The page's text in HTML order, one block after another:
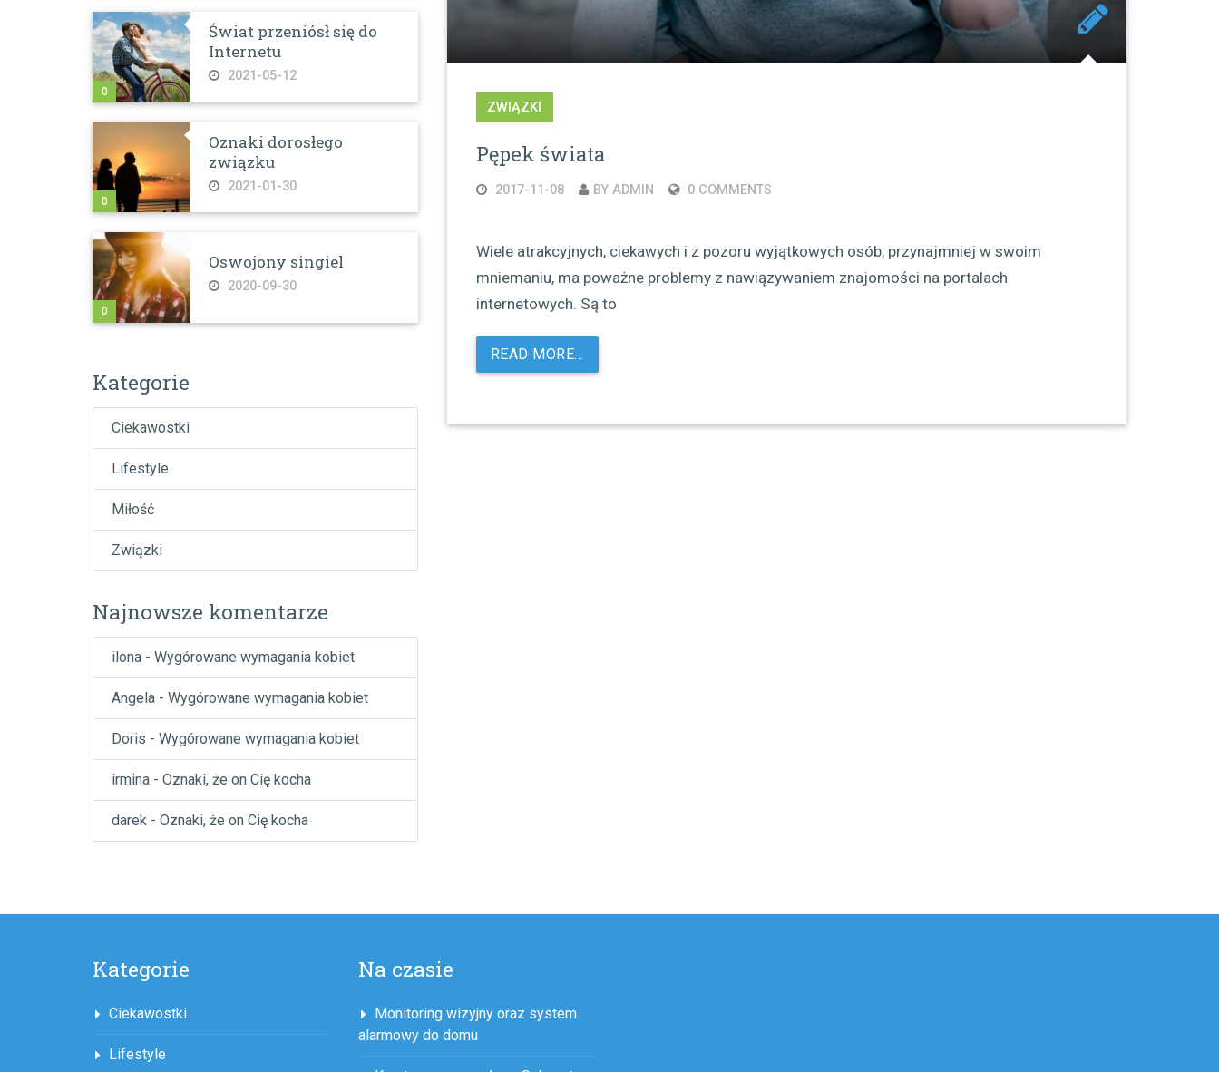
Świat przeniósł się do
Internetu
2021-05-12
0
Oznaki dorosłego
związku
2021-01-30
0
Oswojony singiel
2020-09-30
0
Kategorie
Ciekawostki
Lifestyle
Miłość
Związki
Najnowsze komentarze
ilona - Wygórowane wymagania kobiet
Angela - Wygórowane wymagania kobiet
Doris - Wygórowane wymagania kobiet
irmina - Oznaki, że on Cię kocha
darek - Oznaki, że on Cię kocha
ZWIĄZKI
Pępek świata
2017-11-08 BY ADMIN 0 COMMENTS
Wiele atrakcyjnych, ciekawych i z pozoru wyjątkowych osób, przynajmniej w swoim
mniemaniu, ma poważne problemy z nawiązywaniem znajomości na portalach
internetowych. Są to
READ MORE…
Kategorie
Ciekawostki
Lifestyle
Na czasie
Monitoring wizyjny oraz system
alarmowy do domu